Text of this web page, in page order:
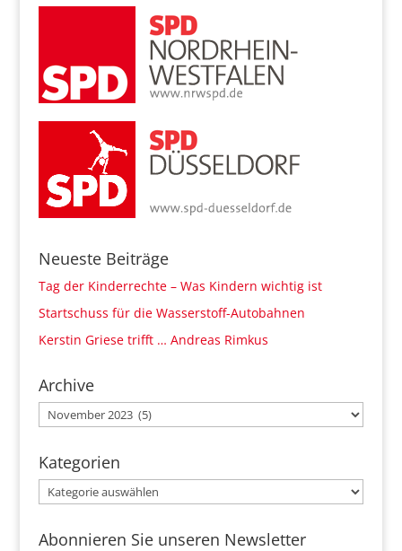
Neueste Beiträge
Tag der Kinderrechte – Was Kindern wichtig ist
Startschuss für die Wasserstoff-Autobahnen
Kerstin Griese trifft … Andreas Rimkus
Archive
Archive
Kategorien
Kategorien
Abonnieren Sie unseren Newsletter